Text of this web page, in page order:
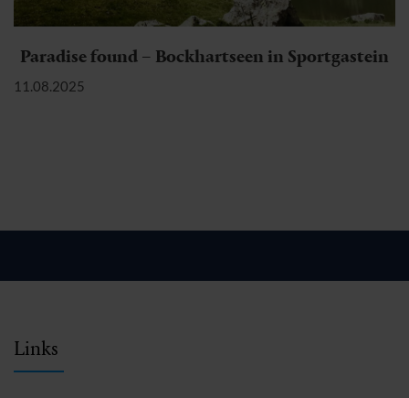
Paradise found – Bockhartseen in Sportgastein
11.08.2025
Links